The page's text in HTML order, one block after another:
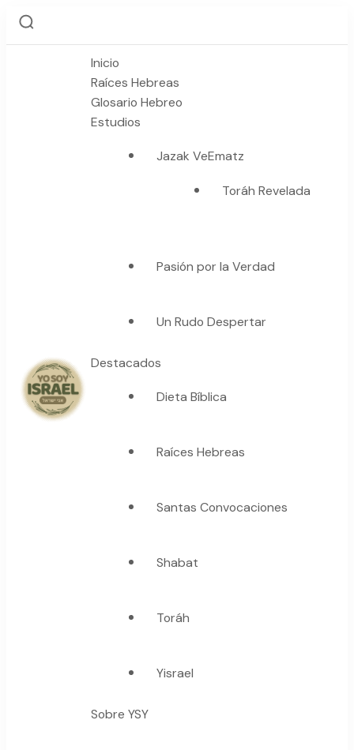
"La suma de tu palabra, es verdad"
Inicio
Raíces Hebreas
Glosario Hebreo
Estudios
Jazak VeEmatz
Toráh Revelada
Pasión por la Verdad
Un Rudo Despertar
Destacados
Dieta Bíblica
Raíces Hebreas
Santas Convocaciones
Shabat
Toráh
Yisrael
Sobre YSY